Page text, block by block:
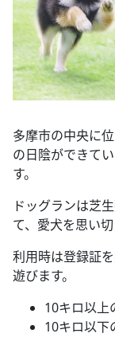
多摩市の中央に
の日陰ができて
す。
ドッグランは芝
て、愛犬を思い
利用時は登録証
遊びます。
10キロ以上
10キロ以下